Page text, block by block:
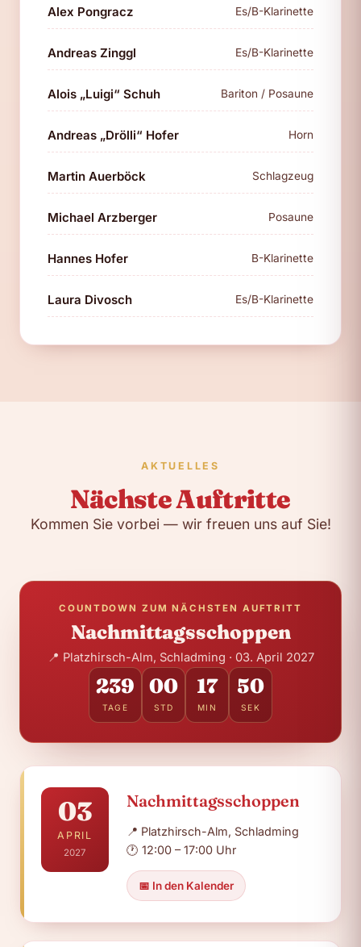
Alex Pongracz Es/B-Klarinette
Andreas Zinggl Es/B-Klarinette
Alois „Luigi“ Schuh Bariton / Posaune
Andreas „Drölli“ Hofer Horn
Martin Auerböck Schlagzeug
Michael Arzberger Posaune
Hannes Hofer B-Klarinette
Laura Divosch Es/B-Klarinette
AKTUELLES
Nächste Auftritte
Kommen Sie vorbei — wir freuen uns auf Sie!
COUNTDOWN ZUM NÄCHSTEN AUFTRITT
Nachmittagsschoppen
📍 Platzhirsch-Alm, Schladming · 03. April 2027
239
TAGE
00
STD
17
MIN
49
SEK
03
APRIL
2027
Nachmittagsschoppen
📍 Platzhirsch-Alm, Schladming
🕐 12:00 – 17:00 Uhr
📅 In den Kalender